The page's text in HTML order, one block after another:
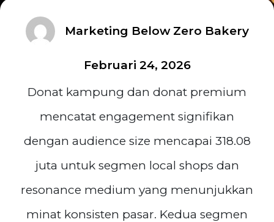
Marketing Below Zero Bakery
Februari 24, 2026
Donat kampung dan donat premium
mencatat engagement signifikan
dengan audience size mencapai 318.08
juta untuk segmen local shops dan
resonance medium yang menunjukkan
minat konsisten pasar. Kedua segmen